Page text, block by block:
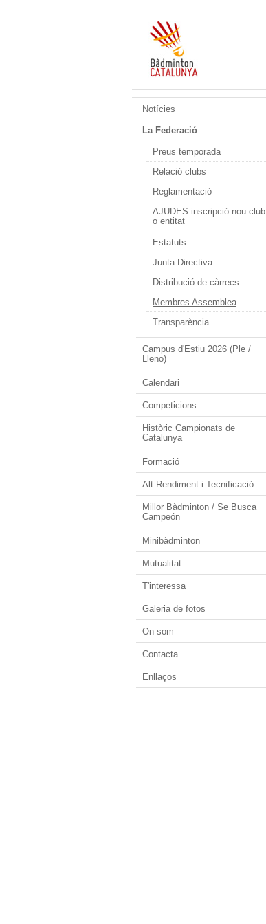
Notícies
La Federació
Preus temporada
Relació clubs
Reglamentació
AJUDES inscripció nou club
o entitat
Estatuts
Junta Directiva
Distribució de càrrecs
Membres Assemblea
Transparència
Campus d'Estiu 2026 (Ple /
Lleno)
Calendari
Competicions
Històric Campionats de
Catalunya
Formació
Alt Rendiment i Tecnificació
Millor Bàdminton / Se Busca
Campeón
Minibàdminton
Mutualitat
T'interessa
Galeria de fotos
On som
Contacta
Enllaços